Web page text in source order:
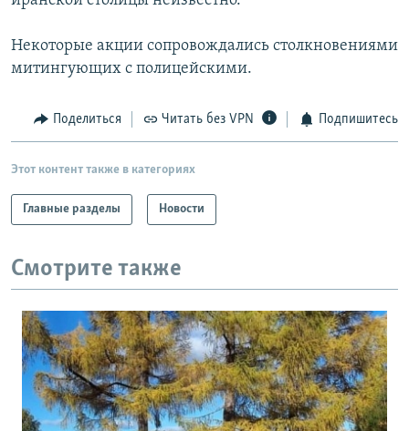
Некоторые акции сопровождались столкновениями
митингующих с полицейскими.
Поделиться Читать без VPN Подпишитесь
Этот контент также в категориях
Главные разделы Новости
Смотрите также